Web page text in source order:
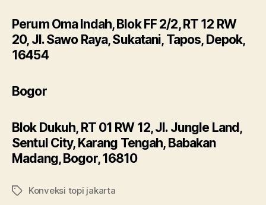
Perum Oma Indah, Blok FF 2/2, RT 12 RW
20, Jl. Sawo Raya, Sukatani, Tapos, Depok,
16454
Bogor
Blok Dukuh, RT 01 RW 12, Jl. Jungle Land,
Sentul City, Karang Tengah, Babakan
Madang, Bogor, 16810
TagsKonveksi topi jakarta